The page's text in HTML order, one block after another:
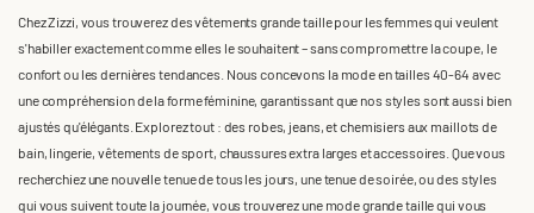
Chez Zizzi, vous trouverez des vêtements grande taille pour les femmes qui veulent
s'habiller exactement comme elles le souhaitent – sans compromettre la coupe, le
confort ou les dernières tendances. Nous concevons la mode en tailles 40-64 avec
une compréhension de la forme féminine, garantissant que nos styles sont aussi bien
ajustés qu'élégants. Explorez tout : des robes, jeans, et chemisiers aux maillots de
bain, lingerie, vêtements de sport, chaussures extra larges et accessoires. Que vous
recherchiez une nouvelle tenue de tous les jours, une tenue de soirée, ou des styles
qui vous suivent toute la journée, vous trouverez une mode grande taille qui vous